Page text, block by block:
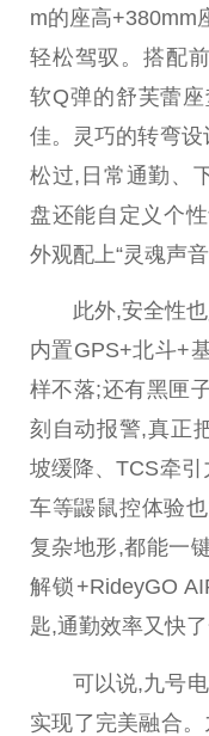
m的座高+380mm
轻松驾驭。搭配
软Q弹的舒芙蕾
佳。灵巧的转弯
松过,日常通勤、
盘还能自定义个性
外观配上“灵魂声音
此外,安全性
内置GPS+北斗+
样不落;还有黑匣
刻自动报警,真正
坡缓降、TCS牵引
车等鼹鼠控体验
复杂地形,都能一
解锁+RideyGO
匙,通勤效率又快了
可以说,九号
实现了完美融合